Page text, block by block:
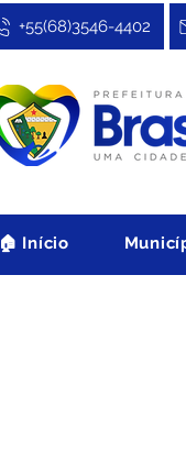
+55(68)3546-4402
🏠 Início